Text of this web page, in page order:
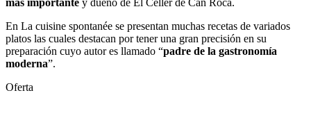
más importante y dueño de El Celler de Can Roca.
En La cuisine spontanée se presentan muchas recetas de variados
platos las cuales destacan por tener una gran precisión en su
preparación cuyo autor es llamado “padre de la gastronomía
moderna”.
Oferta